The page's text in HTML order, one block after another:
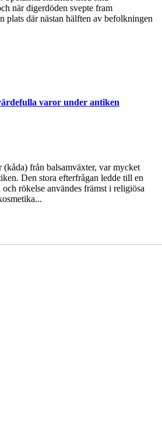
när digerdöden svepte fram
plats där nästan hälften av befolkningen
varor under antiken
(kåda) från balsamväxter, var mycket
Den stora efterfrågan ledde till en
rökelse användes främst i religiösa